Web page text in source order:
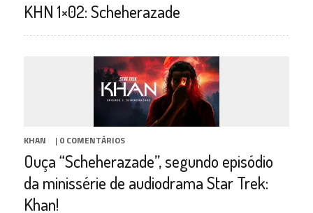
KHN 1×02: Scheherazade
KHAN | 0 COMENTÁRIOS
Ouça “Scheherazade”, segundo episódio
da minissérie de audiodrama Star Trek:
Khan!